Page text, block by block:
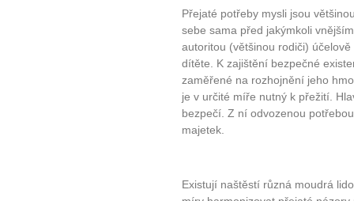
Přejaté potřeby mysli jsou
sebe sama před jakýmkoli
autoritou (většinou rodiči)
dítěte. K zajištění bezpečné
zaměřené na rozhojnění jeho
je v určité míře nutný k přežití.
bezpečí. Z ní odvozenou
majetek.
Existují naštěstí různá moudrá